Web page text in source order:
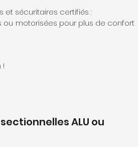
et sécuritaires certifiés :​
ou motorisées pour plus de confort
!
ALU ou